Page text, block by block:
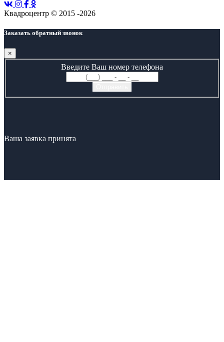
Квадроцентр © 2015 -2026
Заказать обратный звонок
×
Введите Ваш номер телефона
Ваша заявка принята